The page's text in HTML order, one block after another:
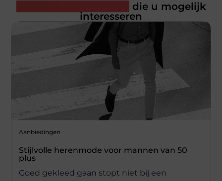
die u mogelijk
interesseren
Aanbiedingen
Stijlvolle herenmode voor mannen van 50
plus
Goed gekleed gaan stopt niet bij een